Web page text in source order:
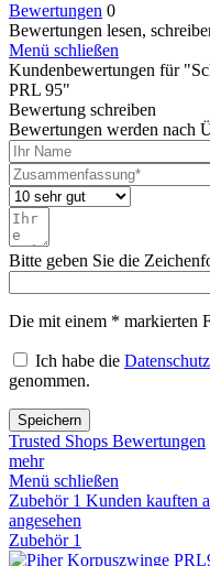
Bewertungen 0
Bewertungen lesen,
Menü schließen
Kundenbewertungen für
PRL 95"
Bewertung schreiben
Bewertungen werden nach
Bitte geben Sie die
Die mit einem * markierten
Ich habe die
genommen.
Speichern
Trusted Shops Bewertungen
mehr
Menü schließen
Zubehör 1 Kunden kauften
angesehen
Zubehör 1